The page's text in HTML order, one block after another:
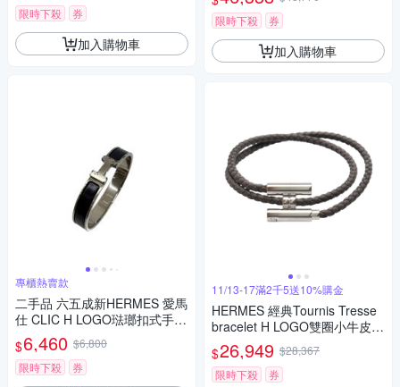
限時下殺 券
加入購物車
專櫃熱賣款
二手品 六五成新HERMES 愛馬
仕 CLIC H LOGO琺瑯扣式手環
黑銀(T5)
$6,460 $6,800
限時下殺
券
限時下殺
券
加入購物車
11/13-17滿2千5送10%購金
HERMES 經典Tournis Tresse
bracelet H LOGO雙圈小牛皮細
版手環(灰色)
$26,949 $28,367
限時下殺
券